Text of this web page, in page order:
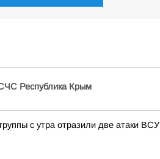
Республика Крым
с утра отразили две атаки ВСУ